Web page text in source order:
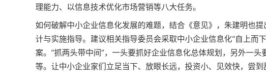
理能力、以信息技术优化市场营销等八大任务。
如何破解中小企业信息化发展的难题，结合《意见》，朱建明也
计与实施指导。建议相关指导委员会采取中小企业信息化“自上而
案。“抓两头带中间”，一头要抓好企业信息化总体规划，另外一
等。让中小企业家们立足当下、放眼长远，投资小、见效快，尝到